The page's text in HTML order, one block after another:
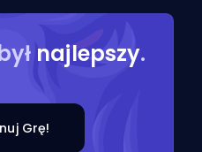
najlepszy.
Grę!